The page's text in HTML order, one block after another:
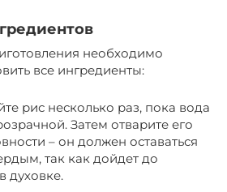
необходимо
все ингредиенты:
рис несколько раз, пока вода
Затем отварите его
– он должен оставаться
так как дойдет до
духовке.